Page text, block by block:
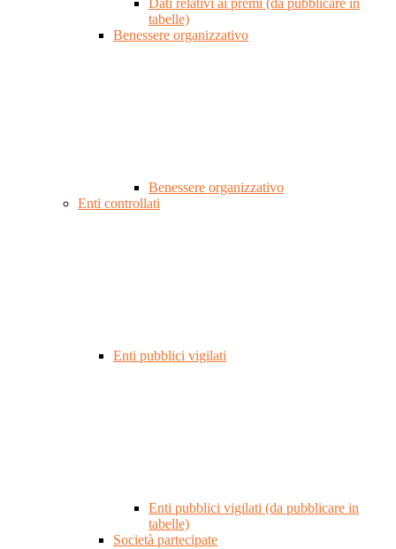
Dati relativi ai premi (da pubblicare in
tabelle)
Benessere organizzativo
Benessere organizzativo
Enti controllati
Enti pubblici vigilati
Enti pubblici vigilati (da pubblicare in
tabelle)
Società partecipate